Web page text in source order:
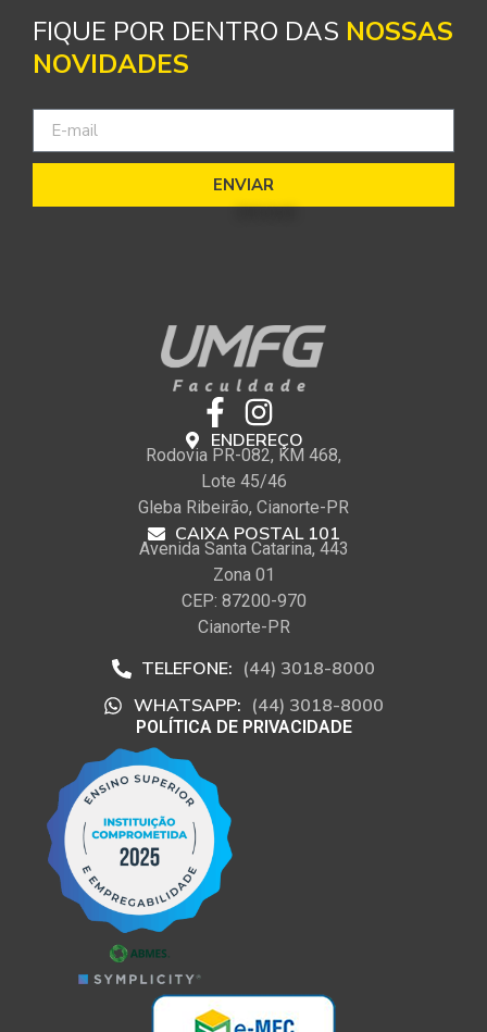
FIQUE POR DENTRO DAS NOSSAS
NOVIDADES
ENVIAR
ENDEREÇO
Rodovia PR-082, KM 468,
Lote 45/46
Gleba Ribeirão, Cianorte-PR
CAIXA POSTAL 101
Avenida Santa Catarina, 443
Zona 01
CEP: 87200-970
Cianorte-PR
TELEFONE: (44) 3018-8000
WHATSAPP: (44) 3018-8000
POLÍTICA DE PRIVACIDADE